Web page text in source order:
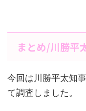
まとめ/川勝平
今回は川勝平太知
て調査しました。